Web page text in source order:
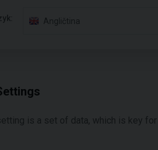
Angličtina
is a set of data, which is key